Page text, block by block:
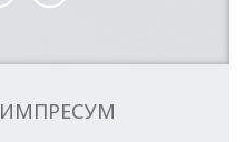
ИМПРЕСУМ